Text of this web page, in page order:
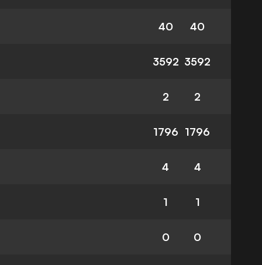
40 40
3592 3592
2 2
1796 1796
4 4
1 1
0 0